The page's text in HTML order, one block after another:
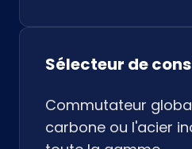
Sélecteur de
Commutateur
carbone ou l'acier